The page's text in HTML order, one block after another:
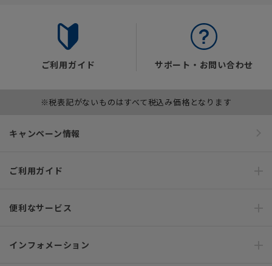
ご利用ガイド サポート・お問い合わせ
※税表記がないものはすべて税込み価格となります
キャンペーン情報
ご利用ガイド
便利なサービス
インフォメーション